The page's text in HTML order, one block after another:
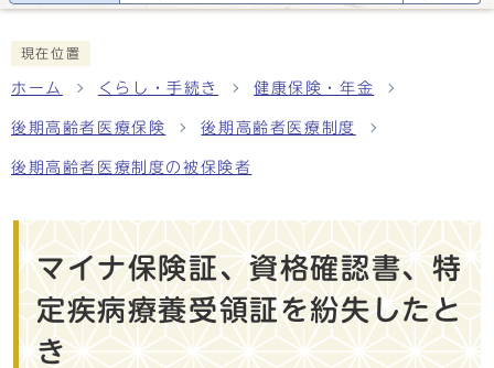
現在位置
ホーム くらし・手続き 健康保険・年金
後期高齢者医療保険 後期高齢者医療制度
後期高齢者医療制度の被保険者
マイナ保険証、資格確認書、特
定疾病療養受領証を紛失したと
き